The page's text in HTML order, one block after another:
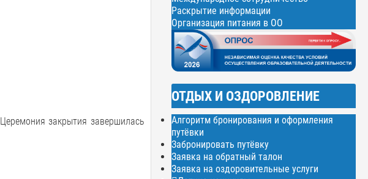
закрытия завершилась
Раскрытие информации
Организация питания в ОО
ОТДЫХ И ОЗДОРОВЛЕНИЕ
Алгоритм бронирования и оформления
путёвки
Забронировать путёвку
Заявка на обратный талон
Заявка на оздоровительные услуги